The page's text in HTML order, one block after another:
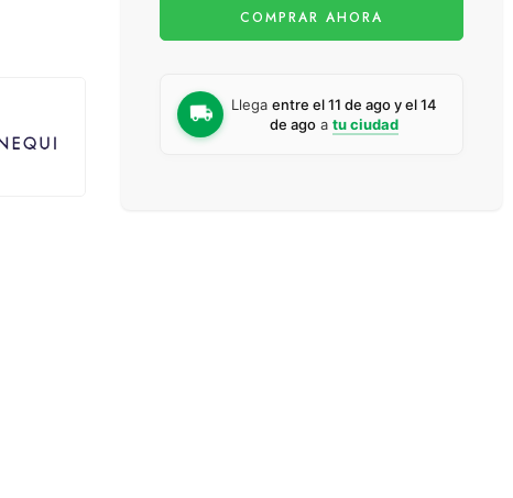
COMPRAR AHORA
Llegaentre el 11 de ago y el 14
de ago atu ciudad